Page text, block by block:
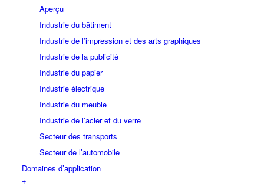
Aperçu
Industrie du bâtiment
Industrie de l’impression et des arts graphiques
Industrie de la publicité
Industrie du papier
Industrie électrique
Industrie du meuble
Industrie de l’acier et du verre
Secteur des transports
Secteur de l’automobile
Domaines d’application
+